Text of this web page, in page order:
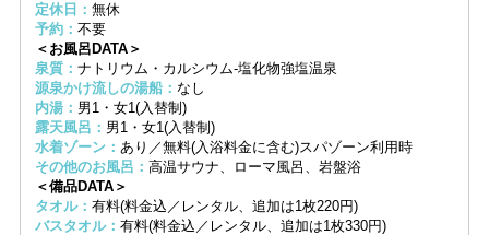
定休日： 無休
予約： 不要
＜お風呂DATA＞
泉質： ナトリウム・カルシウム-塩化物強塩温泉
源泉かけ流しの湯船： なし
内湯： 男1・女1(入替制)
露天風呂： 男1・女1(入替制)
水着ゾーン： あり／無料(入浴料金に含む)スパゾーン利用時
その他のお風呂： 高温サウナ、ローマ風呂、岩盤浴
＜備品DATA＞
タオル： 有料(料金込／レンタル、追加は1枚220円)
バスタオル： 有料(料金込／レンタル、追加は1枚330円)